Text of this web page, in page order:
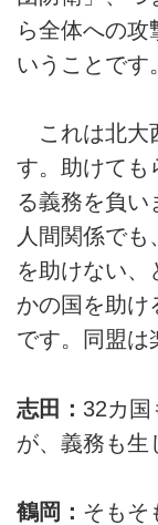
ら全体への攻
いうことです。
これは北大
す。助けても
る義務を負い
人間関係で
を助けない、
かの国を助け
です。同盟は
志田： 32カ国
が、義務も生
鶴岡： そもそ